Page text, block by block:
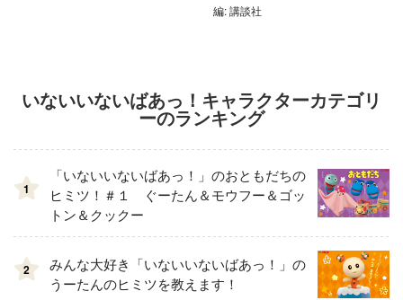
編: 講談社
いないいないばあっ！キャラクターカテゴリ
ーのランキング
1
「いないいないばあっ！」のおともだちの
ヒミツ！＃１ ぐーたん＆モウフー＆ゴッ
トン＆クックー
2
みんな大好き「いないいないばあっ！」の
うーたんのヒミツを教えます！